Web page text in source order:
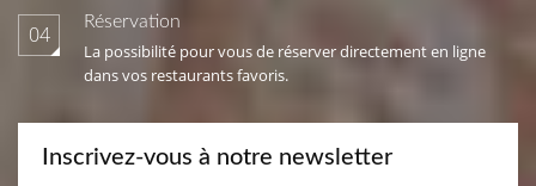
04 Réservation
La possibilité pour vous de réserver directement en ligne
dans vos restaurants favoris.
Inscrivez-vous à notre newsletter